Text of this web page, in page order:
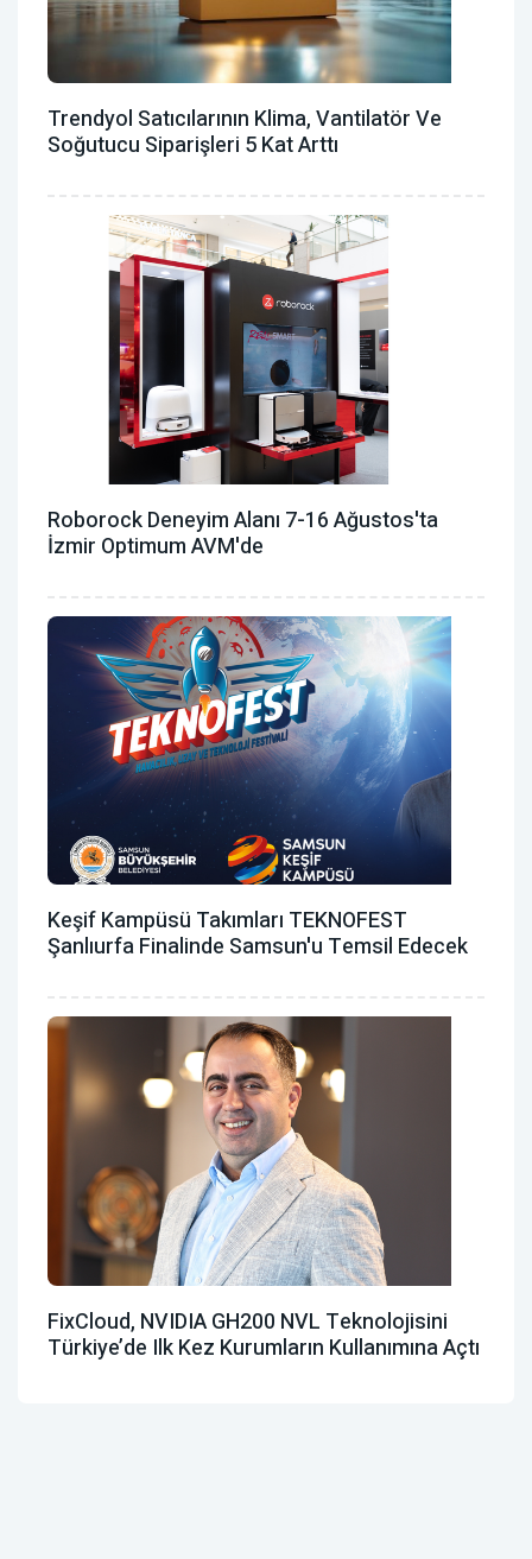
Trendyol Satıcılarının Klima, Vantilatör ‎ve
Soğutucu Siparişleri 5 Kat Arttı
Roborock Deneyim Alanı 7-16 Ağustos'ta
İzmir Optimum AVM'de
Keşif Kampüsü Takımları TEKNOFEST
Şanlıurfa Finalinde Samsun'u Temsil Edecek
FixCloud, NVIDIA GH200 NVL Teknolojisini
Türkiye’de Ilk Kez Kurumların Kullanımına Açtı